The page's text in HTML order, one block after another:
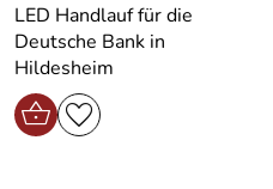
LED Handlauf für die
Deutsche Bank in
Hildesheim